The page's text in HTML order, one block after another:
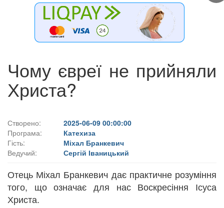
Чому євреї не прийняли
Христа?
Створено:
2025-06-09 00:00:00
Програма:
Катехиза
Гість:
Міхал Бранкевич
Ведучий:
Сергій Іваницький
Отець Міхал Бранкевич дає практичне розуміння
того, що означає для нас Воскресіння Ісуса
Христа.